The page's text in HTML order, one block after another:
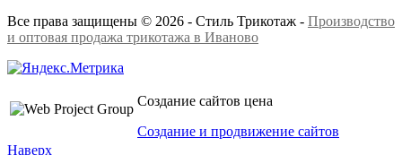
Все права защищены © 2026 - Стиль Трикотаж - Производство
и оптовая продажа трикотажа в Иваново
Создание сайтов цена
Создание и продвижение сайтов
Наверх